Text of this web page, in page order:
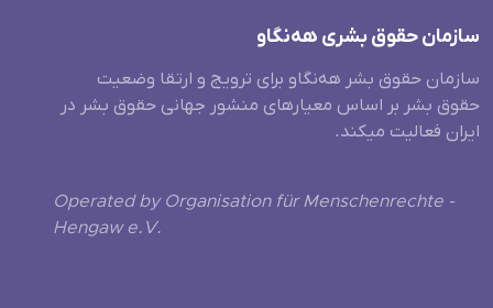
سازمان حقوق بشری هەنگاو
سازمان حقوق بشر هه‌نگاو برای ترویج و ارتقا وضعیت
حقوق بشر بر اساس معیارهای منشور جهانی حقوق بشر در
ایران فعالیت میکند.
Operated by Organisation für Menschenrechte -
Hengaw e.V.